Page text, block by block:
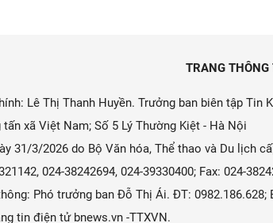
TRANG
Lê Thị Thanh Huyền. Trưởng ban biên tập Tin
xã Việt Nam; Số 5 Lý Thường Kiệt - Hà Nội
31/3/2026 do Bộ Văn hóa, Thể thao và Du lịch
024-38242694, 024-39330400; Fax: 024-
Phó trưởng ban Đỗ Thị Ái. ĐT:
tin điện tử bnews.vn -TTXVN.